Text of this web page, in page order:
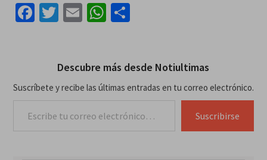
Facebook
Twitter
EmailWhatsApp
Compartir
Descubre más desde Notiultimas
Suscríbete y recibe las últimas entradas en tu correo electrónico.
Suscribirse